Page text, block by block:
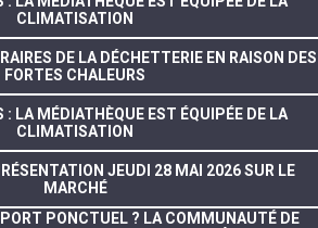
CLIMATISATION
DE LA DÉCHETTERIE EN RAISON DES
FORTES CHALEURS
: LA MÉDIATHÈQUE EST ÉQUIPÉE DE LA
CLIMATISATION
JEUDI 28 MAI 2026 SUR LE
MARCHÉ
PONCTUEL ? LA COMMUNAUTÉ DE